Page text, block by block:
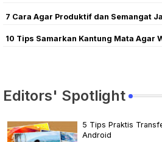
7 Cara Agar Produktif dan Semangat
10 Tips Samarkan Kantung Mata Agar
Editors' Spotlight
5 Tips Praktis
Android